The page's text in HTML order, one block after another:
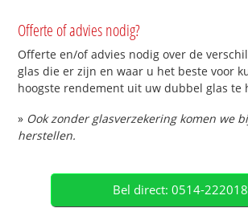
Offerte of advies nodig?
Offerte en/of advies nodig over de
glas die er zijn en waar u het beste voor
hoogste rendement uit uw dubbel glas te
» Ook zonder glasverzekering komen we
herstellen.
Bel direct: 0514-222018